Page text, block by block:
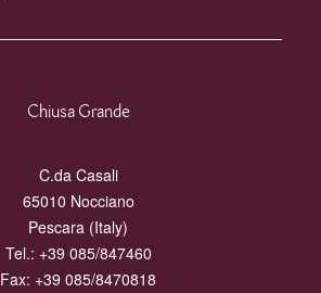
Chiusa Grande
C.da Casali
65010 Nocciano
Pescara (Italy)
Tel.: +39 085/847460
Fax: +39 085/8470818